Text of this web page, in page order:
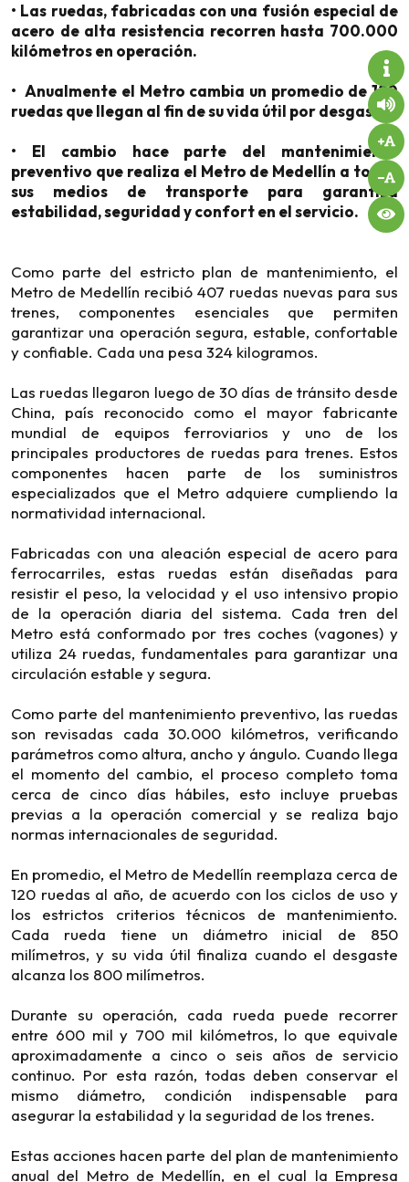
• Las ruedas, fabricadas con una fusión especial de
acero de alta resistencia recorren hasta 700.000
kilómetros en operación.
• Anualmente el Metro cambia un promedio de 120
ruedas que llegan al fin de su vida útil por desgaste.
• El cambio hace parte del mantenimiento
preventivo que realiza el Metro de Medellín a todos
sus medios de transporte para garantiza
estabilidad, seguridad y confort en el servicio.
Como parte del estricto plan de mantenimiento, el
Metro de Medellín recibió 407 ruedas nuevas para sus
trenes, componentes esenciales que permiten
garantizar una operación segura, estable, confortable
y confiable. Cada una pesa 324 kilogramos.
Las ruedas llegaron luego de 30 días de tránsito desde
China, país reconocido como el mayor fabricante
mundial de equipos ferroviarios y uno de los
principales productores de ruedas para trenes. Estos
componentes hacen parte de los suministros
especializados que el Metro adquiere cumpliendo la
normatividad internacional.
Fabricadas con una aleación especial de acero para
ferrocarriles, estas ruedas están diseñadas para
resistir el peso, la velocidad y el uso intensivo propio
de la operación diaria del sistema. Cada tren del
Metro está conformado por tres coches (vagones) y
utiliza 24 ruedas, fundamentales para garantizar una
circulación estable y segura.
Como parte del mantenimiento preventivo, las ruedas
son revisadas cada 30.000 kilómetros, verificando
parámetros como altura, ancho y ángulo. Cuando llega
el momento del cambio, el proceso completo toma
cerca de cinco días hábiles, esto incluye pruebas
previas a la operación comercial y se realiza bajo
normas internacionales de seguridad.
En promedio, el Metro de Medellín reemplaza cerca de
120 ruedas al año, de acuerdo con los ciclos de uso y
los estrictos criterios técnicos de mantenimiento.
Cada rueda tiene un diámetro inicial de 850
milímetros, y su vida útil finaliza cuando el desgaste
alcanza los 800 milímetros.
Durante su operación, cada rueda puede recorrer
entre 600 mil y 700 mil kilómetros, lo que equivale
aproximadamente a cinco o seis años de servicio
continuo. Por esta razón, todas deben conservar el
mismo diámetro, condición indispensable para
asegurar la estabilidad y la seguridad de los trenes.
Estas acciones hacen parte del plan de mantenimiento
anual del Metro de Medellín, en el cual la Empresa